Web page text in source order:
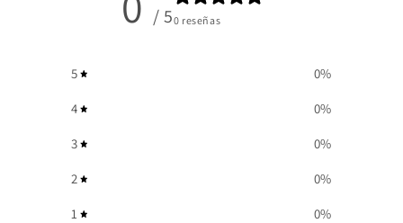
/ 50 reseñas
5 0%
4 0%
3 0%
2 0%
1 0%